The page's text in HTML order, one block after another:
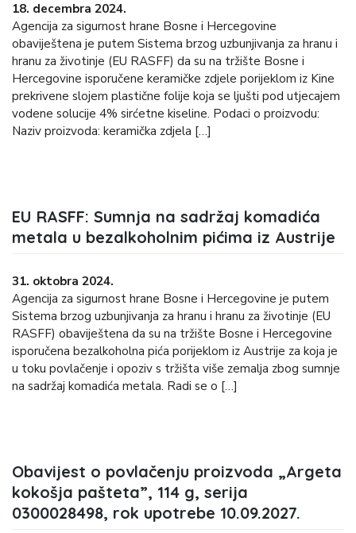
18. decembra 2024.
Agencija za sigurnost hrane Bosne i Hercegovine
obaviještena je putem Sistema brzog uzbunjivanja za hranu i
hranu za životinje (EU RASFF) da su na tržište Bosne i
Hercegovine isporučene keramičke zdjele porijeklom iz Kine
prekrivene slojem plastične folije koja se ljušti pod utjecajem
vodene solucije 4% sirćetne kiseline. Podaci o proizvodu:
Naziv proizvoda: keramička zdjela […]
EU RASFF: Sumnja na sadržaj komadića
metala u bezalkoholnim pićima iz Austrije
31. oktobra 2024.
Agencija za sigurnost hrane Bosne i Hercegovine je putem
Sistema brzog uzbunjivanja za hranu i hranu za životinje (EU
RASFF) obaviještena da su na tržište Bosne i Hercegovine
isporučena bezalkoholna pića porijeklom iz Austrije za koja je
u toku povlačenje i opoziv s tržišta više zemalja zbog sumnje
na sadržaj komadića metala. Radi se o […]
Obavijest o povlačenju proizvoda „Argeta
kokošja pašteta”, 114 g, serija
0300028498, rok upotrebe 10.09.2027.